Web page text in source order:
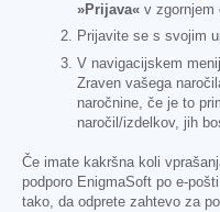
»Prijava« v zgornjem
Prijavite se s svojim
V navigacijskem
Zraven vašega
naročnine, če je to
naročil/izdelkov, jih
Če imate kakršna koli
podporo EnigmaSoft po e-
tako, da odprete zahtevo za